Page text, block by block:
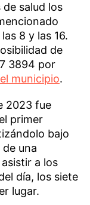
salud los
8 y las 16.
de
3894 por
municipio.
2023 fue
primer
bajo
una
a los
día, los siete
lugar.